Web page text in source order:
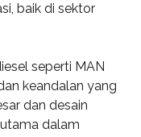
baik di sektor
seperti MAN
keandalan yang
dan desain
dalam